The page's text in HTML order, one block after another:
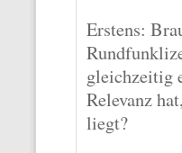
Erstens:
gleichzeitig
Relevanz
liegt?